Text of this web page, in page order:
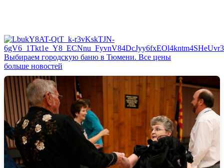
Выбираем городскую баню в Тюмени. Все цены
больше новостей